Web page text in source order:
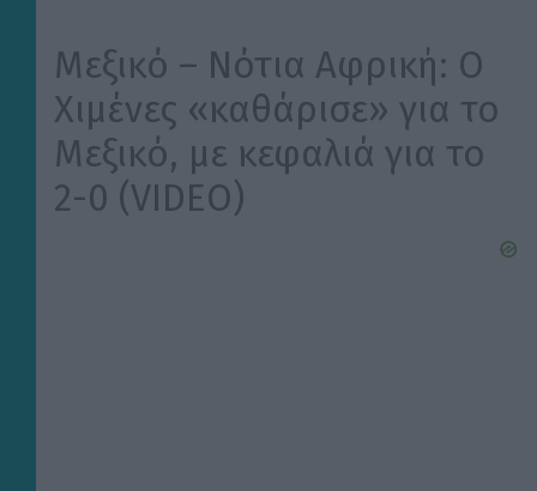
Μεξικό – Νότια Αφρική: Ο
Χιμένες «καθάρισε» για το
Μεξικό, με κεφαλιά για το
2-0 (VIDEO)